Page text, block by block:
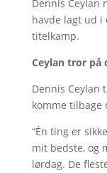
Dennis Ceylan
havde lagt ud i
titelkamp.
Ceylan tror på
Dennis Ceylan
komme tilbage
“Én ting er
mit bedste, og
lørdag. De